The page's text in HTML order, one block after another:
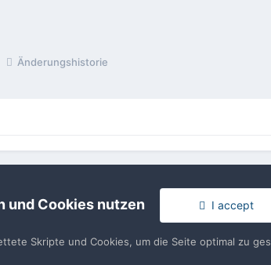
Änderungshistorie
Realisierung: IN-Solution
Powered by Invision Community
und Cookies nutzen I accept
Skripte und Cookies, um die Seite optimal zu